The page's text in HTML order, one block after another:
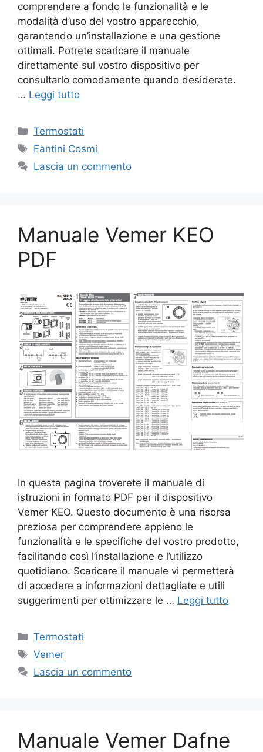
comprendere a fondo le funzionalità e le
modalità d’uso del vostro apparecchio,
garantendo un’installazione e una gestione
ottimali. Potrete scaricare il manuale
direttamente sul vostro dispositivo per
consultarlo comodamente quando desiderate.
… Leggi tutto
Categorie
Termostati
Tag
Fantini Cosmi
Lascia un commento
Manuale Vemer KEO
PDF
In questa pagina troverete il manuale di
istruzioni in formato PDF per il dispositivo
Vemer KEO. Questo documento è una risorsa
preziosa per comprendere appieno le
funzionalità e le specifiche del vostro prodotto,
facilitando così l’installazione e l’utilizzo
quotidiano. Scaricare il manuale vi permetterà
di accedere a informazioni dettagliate e utili
suggerimenti per ottimizzare le … Leggi tutto
Categorie
Termostati
Tag
Vemer
Lascia un commento
Manuale Vemer Dafne